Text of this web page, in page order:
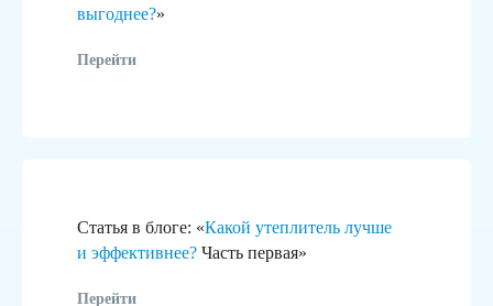
выгоднее?»
Перейти
Статья в блоге: «Какой утеплитель лучше
и эффективнее? Часть первая»
Перейти